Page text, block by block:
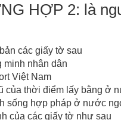
HỢP 2: là
các giấy tờ sau
minh nhân dân
Việt Nam
của thời điểm lấy bằng ở
sống hợp pháp ở nước
của các giấy tờ như sau